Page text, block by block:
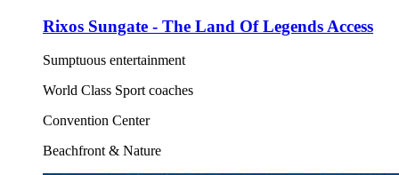
Rixos Sungate - The Land Of Legends Access
Sumptuous entertainment
World Class Sport coaches
Convention Center
Beachfront & Nature